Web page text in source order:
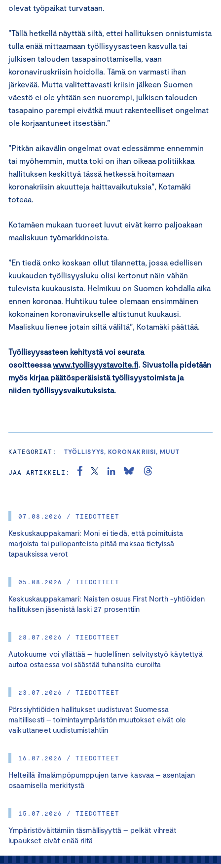
07.08.2026 / TIEDOTTEET
Keskuskauppakamari: Moni ei tiedä, että poimituista
marjoista tai pullopanteista pitää maksaa tietyissä
tapauksissa verot
05.08.2026 / TIEDOTTEET
Keskuskauppakamari: Naisten osuus First North -yhtiöiden
hallituksen jäsenistä laski 27 prosenttiin
28.07.2026 / TIEDOTTEET
Autokuume voi yllättää – huolellinen selvitystyö käytettyä
autoa ostaessa voi säästää tuhansilta euroilta
23.07.2026 / TIEDOTTEET
Pörssiyhtiöiden hallitukset uudistuvat Suomessa
maltillisesti – toimintaympäristön muutokset eivät ole
vaikuttaneet uudistumistahtiin
16.07.2026 / TIEDOTTEET
Helteillä ilmalämpöpumppujen tarve kasvaa – asentajan
osaamisella merkitystä
15.07.2026 / TIEDOTTEET
Ympäristöväittämiin täsmällisyyttä – pelkät vihreät
lupaukset eivät enää riitä
olevat työpaikat turvataan.
”Tällä hetkellä näyttää siltä, ettei hallituksen onnistumista
tulla enää mittaamaan työllisyysasteen kasvulla tai
julkisen talouden tasapainottamisella, vaan
koronaviruskriisin hoidolla. Tämä on varmasti ihan
järkevää. Mutta valitettavasti kriisin jälkeen Suomen
väestö ei ole yhtään sen nuorempi, julkisen talouden
tasapaino parempi eivätkä muut rakenteelliset ongelmat
ole korjaantuneet itsestään.”
”Pitkän aikavälin ongelmat ovat edessämme ennemmin
tai myöhemmin, mutta toki on ihan oikeaa politiikkaa
hallituksen keskittyä tässä hetkessä hoitamaan
koronakriisin akuutteja haittavaikutuksia”, Kotamäki
toteaa.
Kotamäen mukaan tuoreet luvut eivät kerro paljoakaan
maaliskuun työmarkkinoista.
”En tiedä onko koskaan ollut tilannetta, jossa edellisen
kuukauden työllisyysluku olisi kertonut näin vähän
tulevista kuukausista. Helmikuu on Suomen kohdalla aika
ennen koronaa. Huhtikuu tulee olemaan ensimmäinen
kokonainen koronavirukselle altistunut kuukausi.
Maaliskuu lienee jotain siltä väliltä”, Kotamäki päättää.
Työllisyysasteen kehitystä voi seurata
osoitteessawww.tyollisyystavoite.fi. Sivustolla pidetään
myös kirjaa päätösperäisistä työllisyystoimista ja
niiden työllisyysvaikutuksista.
KATEGORIAT: TYÖLLISYYS, KORONAKRIISI, MUUT
JAA ARTIKKELI: